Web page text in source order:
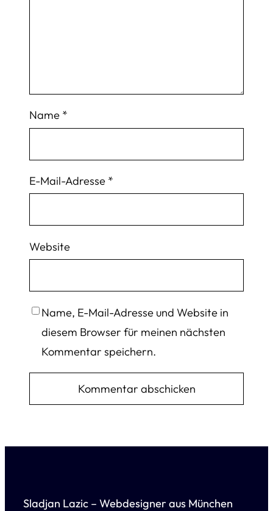
Name *
E-Mail-Adresse *
Website
Name, E-Mail-Adresse und Website in
diesem Browser für meinen nächsten
Kommentar speichern.
Sladjan Lazic – Webdesigner aus München